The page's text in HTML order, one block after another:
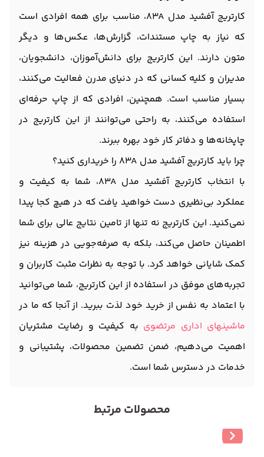
کارتریج آفشید مدل 83A، مناسب برای همه افرادی است
که نیاز به چاپ مستندات، گزارش‌ها، عکس‌ها و دیگر
متون دارند. این کارتریج برای دانش‌آموزان، دانشجویان،
مدیران و کلیه کسانی که در دنیای مدرن فعالیت می‌کنند،
بسیار مناسب است. همچنین، افرادی که از چاپ حرفه‌ای
استفاده می‌کنند، به راحتی می‌توانند از این کارتریج در
چاپخانه‌ها و دفاتر کار خود بهره ببرند.
چرا باید کارتریج آفشید مدل 83A را خریداری کنید؟
با انتخاب کارتریج آفشید مدل 83A، شما به کیفیت و
عملکرد بی‌نظیری دست خواهید یافت که در هیچ کجا پیدا
نمی‌کنید. این کارتریج نه تنها از تامین نتایج عالی برای شما
اطمینان حاصل می‌کند، بلکه به صرفه‌جویی در هزینه نیز
کمک شایانی خواهد کرد. با توجه به نظرات مثبت کاربران و
تجربه‌های موفق در استفاده از این کارتریج، شما می‌توانید
با اعتماد به نفس از خرید خود لذت ببرید. از آنجا که ما در
ماشینهای اداری مرتضوی به کیفیت و رضایت مشتریان
اهمیت می‌دهیم، ضمن تضمین محصولات، پشتیبانی و
خدمات در دسترس شما است.
محصولات مرتبط